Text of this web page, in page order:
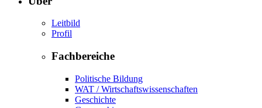
Leitbild
Profil
Fachbereiche
Politische Bildung
WAT / Wirtschaftswissenschaften
Geschichte